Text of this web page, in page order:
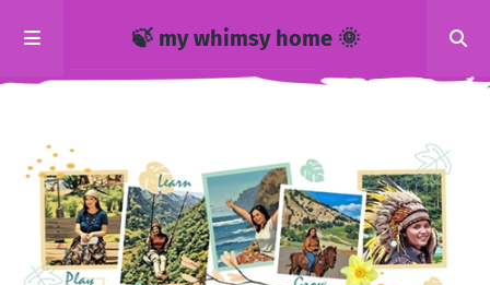
🍃 my whimsy home 🌞